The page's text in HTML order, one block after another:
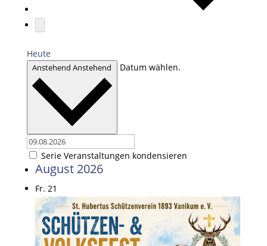
Heute
AnstehendAnstehend Datum wählen.
Serie Veranstaltungen kondensieren
August 2026
Fr. 21